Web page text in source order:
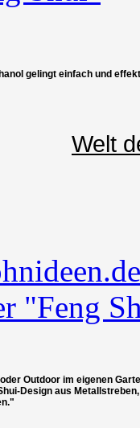
gelingt einfach und
Welt
Outdoor im eigenen
Design aus